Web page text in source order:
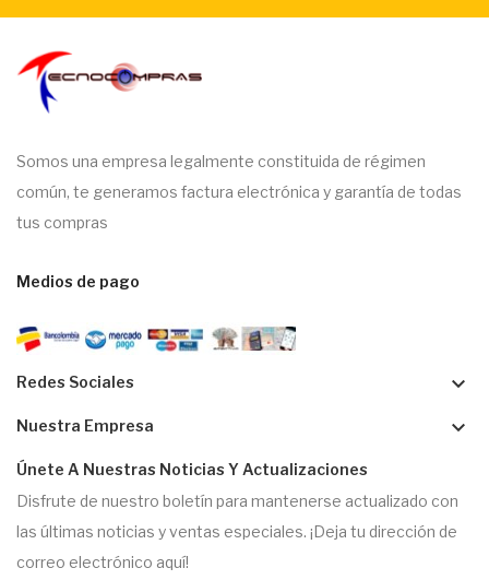
Somos una empresa legalmente constituida de régimen
común, te generamos factura electrónica y garantía de todas
tus compras
Medios de pago
Redes Sociales keyboard_arrow_down
Nuestra Empresa keyboard_arrow_down
Únete A Nuestras Noticias Y Actualizaciones
Disfrute de nuestro boletín para mantenerse actualizado con
las últimas noticias y ventas especiales. ¡Deja tu dirección de
correo electrónico aquí!